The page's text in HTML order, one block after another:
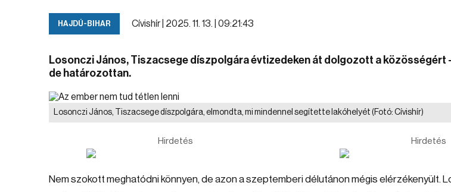
HAJDÚ-BIHAR Cívishír | 2025. 11. 13. | 09:21:43
Losonczi János, Tiszacsege díszpolgára évtizedeken át dolgozott a közösségért
de határozottan.
Losonczi János, Tiszacsege díszpolgára, elmondta, mi mindennel segítette lakóhelyét (Fotó: Cívishír)
Hirdetés Hirdetés
Nem szokott meghatódni könnyen, de azon a szeptemberi délutánon mégis elérzékenyült.